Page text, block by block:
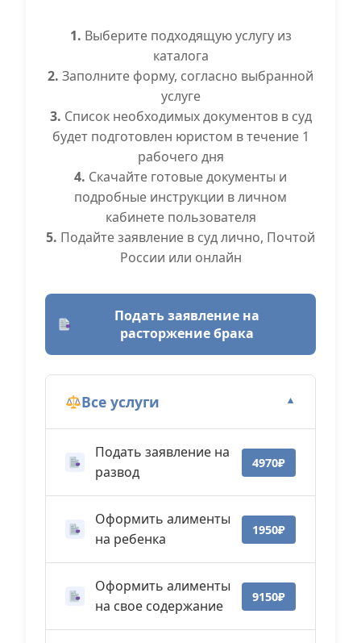
1. Выберите подходящую услугу из
каталога
2. Заполните форму, согласно выбранной
услуге
3. Список необходимых документов в суд
будет подготовлен юристом в течение 1
рабочего дня
4. Скачайте готовые документы и
подробные инструкции в личном
кабинете пользователя
5. Подайте заявление в суд лично, Почтой
России или онлайн
Подать заявление на
расторжение брака
Все услуги ▼
Подать заявление на
развод
4970₽
Оформить алименты
на ребенка
1950₽
Оформить алименты
на свое содержание
9150₽